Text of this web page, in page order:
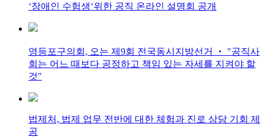
‘장애인 수험생‘위한 공직 온라인 설명회 공개
영등포구의회, 오는 제9회 전국동시지방선거 ‧ "공직사
회는 어느 때보다 공정하고 책임 있는 자세를 지켜야 할
것"
법제처, 법제 업무 전반에 대한 체험과 진로 상담 기회 제
공